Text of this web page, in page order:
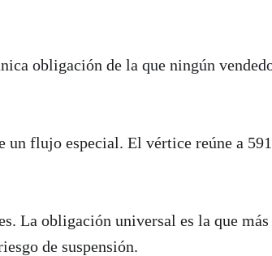
obligación de la que ningún
flujo especial. El vértice reúne a
La obligación universal es la que
de suspensión.